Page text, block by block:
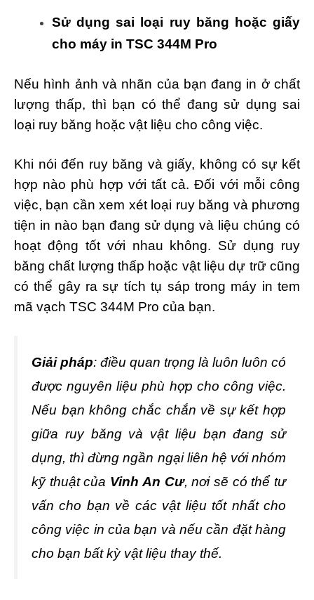
Sử dụng sai loại ruy băng hoặc giấy
cho máy in TSC 344M Pro
Nếu hình ảnh và nhãn của bạn đang in ở chất
lượng thấp, thì bạn có thể đang sử dụng sai
loại ruy băng hoặc vật liệu cho công việc.
Khi nói đến ruy băng và giấy, không có sự kết
hợp nào phù hợp với tất cả. Đối với mỗi công
việc, bạn cần xem xét loại ruy băng và phương
tiện in nào bạn đang sử dụng và liệu chúng có
hoạt động tốt với nhau không. Sử dụng ruy
băng chất lượng thấp hoặc vật liệu dự trữ cũng
có thể gây ra sự tích tụ sáp trong máy in tem
mã vạch TSC 344M Pro của bạn.
Giải pháp: điều quan trọng là luôn luôn có
được nguyên liệu phù hợp cho công việc.
Nếu bạn không chắc chắn về sự kết hợp
giữa ruy băng và vật liệu bạn đang sử
dụng, thì đừng ngần ngại liên hệ với nhóm
kỹ thuật của Vinh An Cư, nơi sẽ có thể tư
vấn cho bạn về các vật liệu tốt nhất cho
công việc in của bạn và nếu cần đặt hàng
cho bạn bất kỳ vật liệu thay thế.